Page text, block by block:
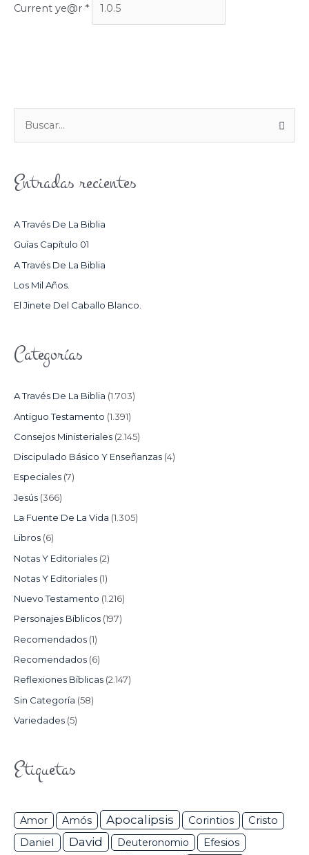
Current ye@r *
U
C
R
:
Entradas recientes
A Través De La Biblia
Guías Capítulo 01
A Través De La Biblia
Los Mil Años.
El Jinete Del Caballo Blanco.
Categorías
A Través De La Biblia (1.703)
Antiguo Testamento (1.391)
Consejos Ministeriales (2.145)
Discipulado Básico Y Enseñanzas (4)
Especiales (7)
Jesús (366)
La Fuente De La Vida (1.305)
Libros (6)
Notas Y Editoriales (2)
Notas Y Editoriales (1)
Nuevo Testamento (1.216)
Personajes Bíblicos (197)
Recomendados (1)
Recomendados (6)
Reflexiones Bíblicas (2.147)
Sin Categoría (58)
Variedades (5)
Etiquetas
Amor Amós Apocalipsis Corintios Cristo
Daniel David Deuteronomio Efesios